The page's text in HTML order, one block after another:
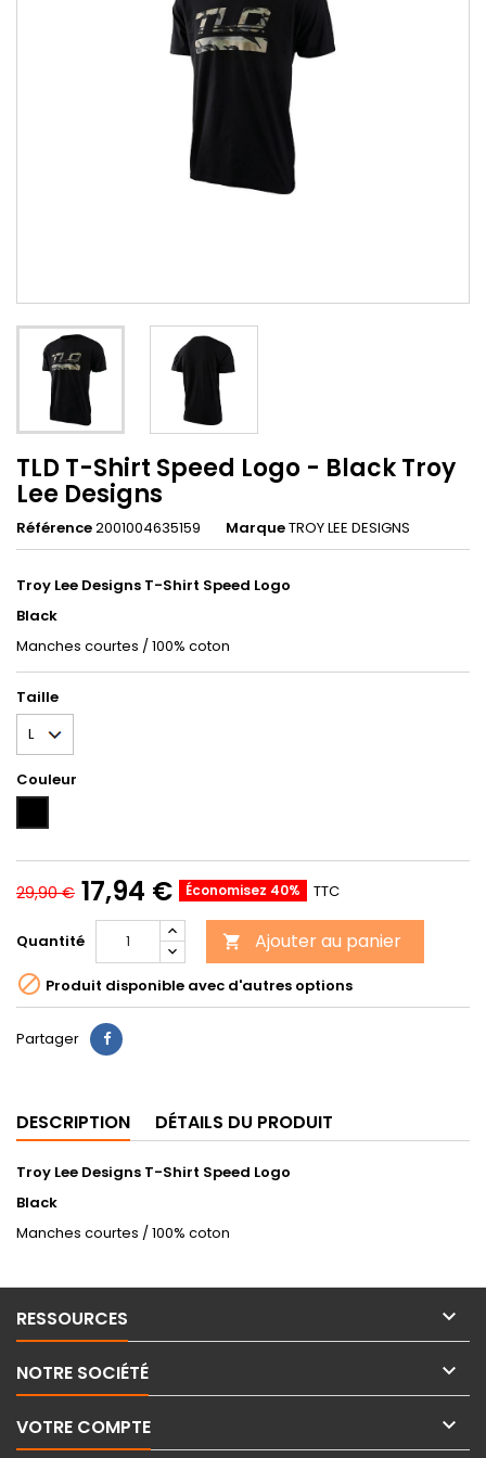
TLD T-Shirt Speed Logo - Black Troy
Lee Designs
Référence2001004635159 MarqueTROY LEE DESIGNS
Troy Lee Designs T-Shirt Speed Logo
Black
Manches courtes / 100% coton
Taille
Couleur
29,90 € 17,94 € Économisez 40% TTC
Quantité  Ajouter au panier
 Produit disponible avec d'autres options
Partager
DESCRIPTION DÉTAILS DU PRODUIT
Troy Lee Designs T-Shirt Speed Logo
Black
Manches courtes / 100% coton
RESSOURCES 
NOTRE SOCIÉTÉ 
VOTRE COMPTE 